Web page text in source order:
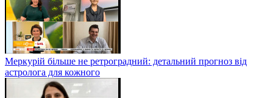
Меркурій більше не ретроградний: детальний прогноз від
астролога для кожного